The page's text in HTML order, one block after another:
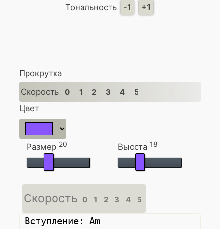
Тональность
-1 +1
Прокрутка
Скорость
0 1 2 3 4 5
Цвет
Размер 20 Высота 18
Скорость 0 1 2 3 4 5
Вступление: Am